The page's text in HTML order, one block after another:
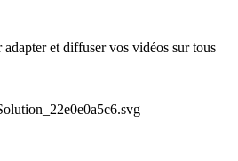
et diffuser vos vidéos sur tous